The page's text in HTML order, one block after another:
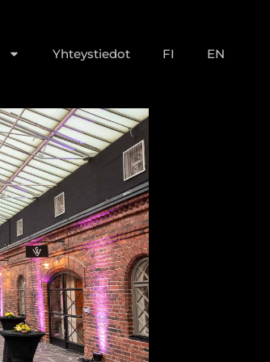
Yhteystiedot FI EN